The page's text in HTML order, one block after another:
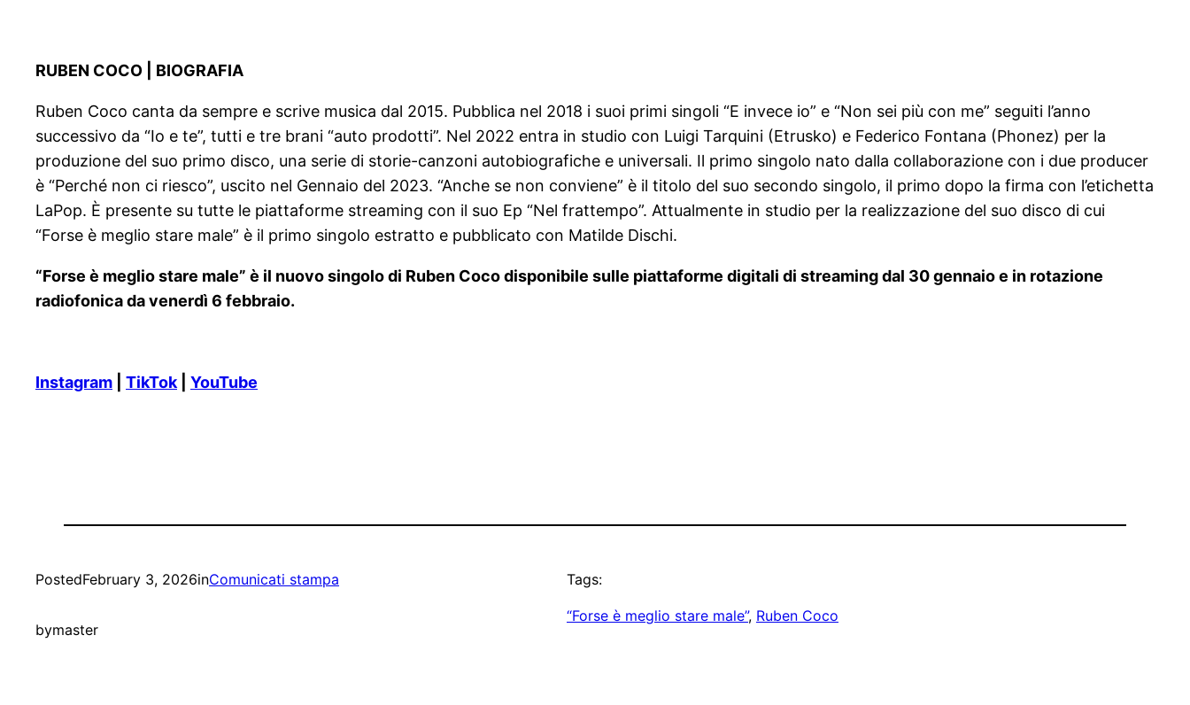
RUBEN COCO | BIOGRAFIA
Ruben Coco canta da sempre e scrive musica dal 2015. Pubblica nel 2018 i suoi primi singoli “E invece io” e “Non sei più con me” seguiti l’anno
successivo da “Io e te”, tutti e tre brani “auto prodotti”. Nel 2022 entra in studio con Luigi Tarquini (Etrusko) e Federico Fontana (Phonez) per la
produzione del suo primo disco, una serie di storie-canzoni autobiografiche e universali. Il primo singolo nato dalla collaborazione con i due producer
è “Perché non ci riesco”, uscito nel Gennaio del 2023. “Anche se non conviene” è il titolo del suo secondo singolo, il primo dopo la firma con l’etichetta
LaPop. È presente su tutte le piattaforme streaming con il suo Ep “Nel frattempo”. Attualmente in studio per la realizzazione del suo disco di cui
“Forse è meglio stare male” è il primo singolo estratto e pubblicato con Matilde Dischi.
“Forse è meglio stare male” è il nuovo singolo di Ruben Coco disponibile sulle piattaforme digitali di streaming dal 30 gennaio e in rotazione
radiofonica da venerdì 6 febbraio.
Instagram TikTok| YouTube
PostedFebruary 3, 2026inComunicati stampa
bymaster
Tags:
“Forse è meglio stare male”, Ruben Coco